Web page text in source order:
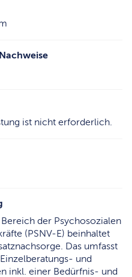
ist nicht erforderlich.
der Psychosozialen
(PSNV-E) beinhaltet
Das umfasst
und
inkl. einer Bedürfnis- und